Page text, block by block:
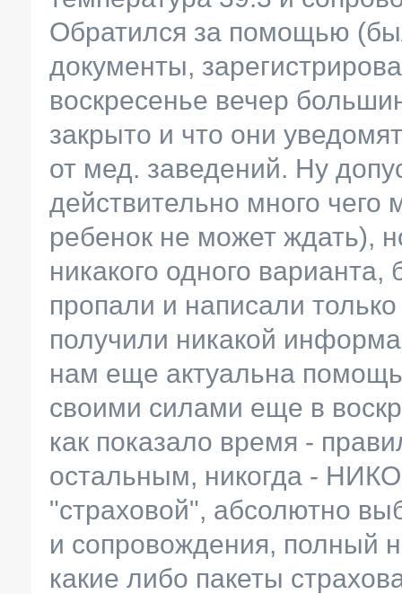
Обратился за помощью
документы,
воскресенье вечер
закрыто и что они
от мед. заведений. Ну
действительно много чего
ребенок не может ждать),
никакого одного
пропали и написали
получили никакой
нам еще актуальна
своими силами еще в
как показало время -
остальным, никогда -
"страховой", абсолютно
и сопровождения, полный
какие либо пакеты